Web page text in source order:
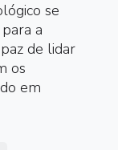
se
a
de lidar
os
em